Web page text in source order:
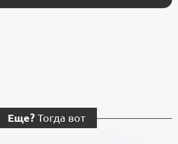
Еще? Тогда вот